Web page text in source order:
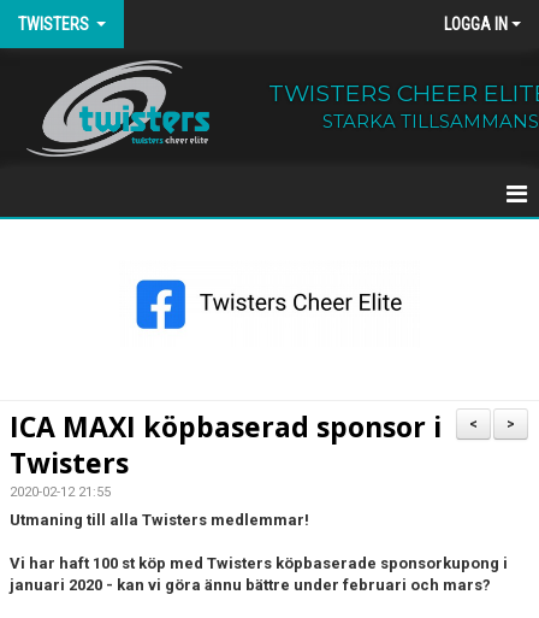
TWISTERS LOGGA IN
TWISTERS CHEER
STARKA TILLSAMMANS
KALENDER
EXTRATRÄNING
>
<
ICA MAXI köpbaserad sponsor i
Twisters
2020-02-12 21:55
Utmaning till alla Twisters medlemmar!
Vi har haft 100 st köp med Twisters köpbaserade sponsorkupong i
januari 2020 - kan vi göra ännu bättre under februari och mars?